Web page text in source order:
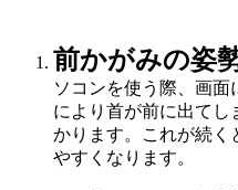
前かがみの姿
ソコンを使う際、画
により首が前に出てし
かります。これが続く
やすくなります。